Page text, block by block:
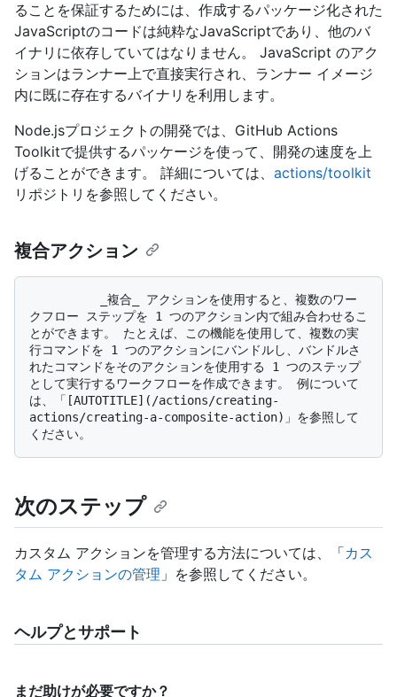
ることを保証するためには、作成するパッケージ化された
JavaScriptのコードは純粋なJavaScriptであり、他のバ
イナリに依存していてはなりません。 JavaScript のアク
ションはランナー上で直接実行され、ランナー イメージ
内に既に存在するバイナリを利用します。
Node.jsプロジェクトの開発では、GitHub Actions
Toolkitで提供するパッケージを使って、開発の速度を上
げることができます。 詳細については、 actions/toolkit
リポジトリを参照してください。
複合アクション
クフロー ステップを 1 つのアクション内で組み合わせるこ
とができます。 たとえば、この機能を使用して、複数の実
行コマンドを 1 つのアクションにバンドルし、バンドルさ
れたコマンドをそのアクションを使用する 1 つのステップ
として実行するワークフローを作成できます。 例について
は、「[AUTOTITLE](/actions/creating-
actions/creating-a-composite-action)」を参照して
次のステップ
カスタム アクションを管理する方法については、「カス
タム アクションの管理 」を参照してください。
ヘルプとサポート
まだ助けが必要ですか？